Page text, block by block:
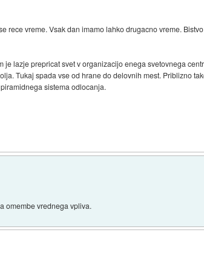
rece vreme. Vsak dan imamo lahko drugacno vreme.
lazje prepricat svet v organizacijo enega svetovnega
Tukaj spada vse od hrane do delovnih mest. Priblizno
sistema odlocanja.
omembe vrednega vpliva.